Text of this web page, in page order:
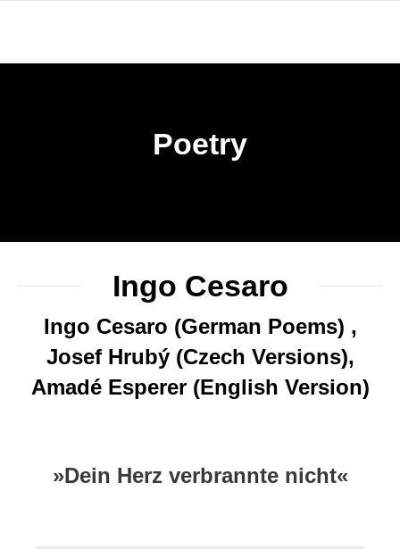
Poetry
Ingo Cesaro
Ingo Cesaro (German Poems) ,
Josef Hrubý (Czech Versions),
Amadé Esperer (English Version)
»Dein Herz verbrannte nicht«